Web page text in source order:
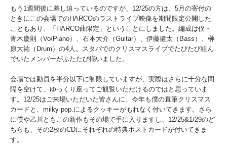
もう1週間後に差し迫っているのですが、12/25の方は、5月の寄付の
ときにこの会場でのHARCOのラストライブ映像を期間限定公開した
こともあり、「HARCO曲限定」ということにしました。編成は僕・
青木慶則（Vo/Piano）、石本大介（Guitar）、伊藤健太（Bass）、榊
原大祐（Drum）の4人。スタパでのクリスマスライブでたびたび組ん
でいたメンバーがふたたび揃いました。
会場では動員を半分以下に制限していますが、実際はさらに十分な間
隔を空けて、ゆっくり座ってご観覧いただけるのではと思っていま
す。12/25はご来場いただいた皆さんに、今年も僕の直筆クリスマス
カードと、milky pop.によるクッキーがもれなく付いてきます。さら
に僕や乙川ともこの新作もその場で手に入りますし、12/25&1/29のど
ちらも、その2枚のCDにそれぞれの特典ポストカードが付いてきま
す。